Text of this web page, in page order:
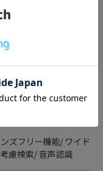
ズフリー機能/ ワイド
慮検索/ 音声認識